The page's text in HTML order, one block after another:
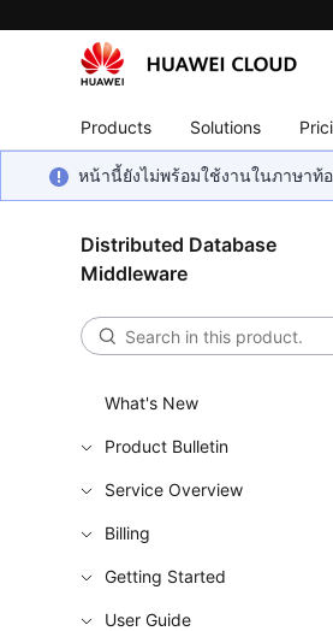
Products Solutions
หน้านี้ยังไม่พร้อมใช้งานในภาษาท้
Distributed Database
Middleware
What's New
Product Bulletin
Service Overview
Billing
Getting Started
User Guide